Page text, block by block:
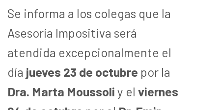
Se informa a los colegas que la
Asesoría Impositiva será
atendida excepcionalmente el
día jueves 23 de octubre por la
Dra. Marta Moussoli y el viernes